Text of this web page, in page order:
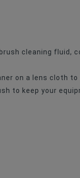
cleaning fluid,
on a lens cloth
to keep your